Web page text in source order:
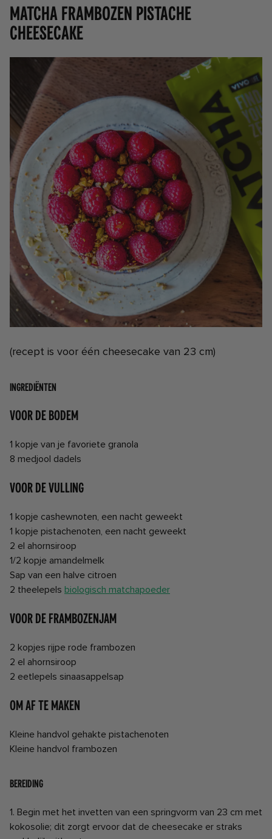
MATCHA FRAMBOZEN PISTACHE
CHEESECAKE
(recept is voor één cheesecake van 23 cm)
INGREDIËNTEN
Voor de bodem
1 kopje van je favoriete granola
8 medjool dadels
Voor de vulling
1 kopje cashewnoten, een nacht geweekt
1 kopje pistachenoten, een nacht geweekt
2 el ahornsiroop
1/2 kopje amandelmelk
Sap van een halve citroen
2 theelepels biologisch matchapoeder
Voor de frambozenjam
2 kopjes rijpe rode frambozen
2 el ahornsiroop
2 eetlepels sinaasappelsap
Om af te maken
Kleine handvol gehakte pistachenoten
Kleine handvol frambozen
BEREIDING
1. Begin met het invetten van een springvorm van 23 cm met
kokosolie; dit zorgt ervoor dat de cheesecake er straks